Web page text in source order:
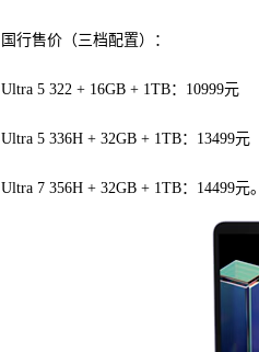
国行售价（三档配置）：
Ultra 5 322 + 16GB + 1TB：10999元
Ultra 5 336H + 32GB + 1TB：13499元
Ultra 7 356H + 32GB + 1TB：14499元。